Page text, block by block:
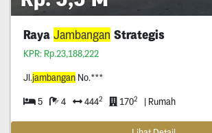
Raya Jambangan Strategis
KPR: Rp.23,188,222
Jl.jambanganNo.***
5 4 4442 1702 | Rumah